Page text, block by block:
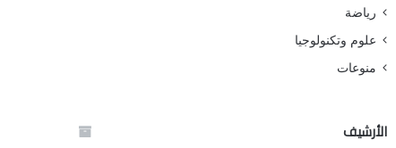
رياضة
علوم وتكنولوجيا
منوعات
الأرشيف